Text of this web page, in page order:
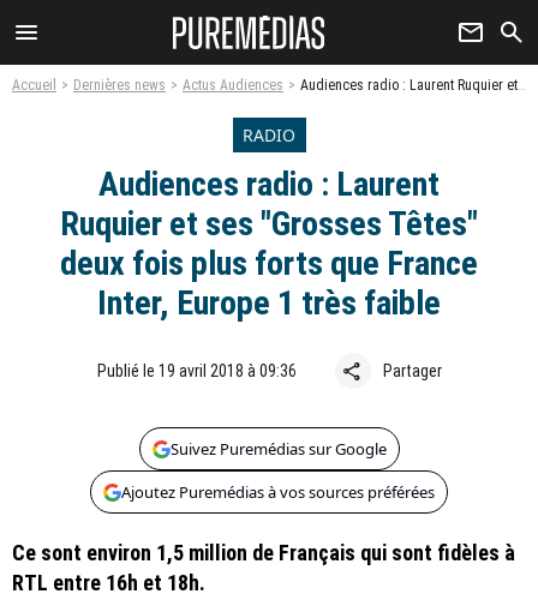
menu newsletter search
Accueil Dernières news Actus Audiences Audiences radio : Laurent Ruquier et ses "Grosses Têtes" deux fois plus forts que France Inter, Europe 1 très faible
RADIO
Audiences radio : Laurent
Ruquier et ses "Grosses Têtes"
deux fois plus forts que France
Inter, Europe 1 très faible
Publié le 19 avril 2018 à 09:36 share Partager
Suivez Puremédias sur Google
Ajoutez Puremédias à vos sources préférées
Ce sont environ 1,5 million de Français qui sont fidèles à
RTL entre 16h et 18h.